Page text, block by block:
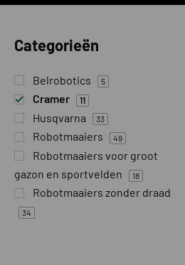
Categorieën
Belrobotics 5
Cramer 11
Husqvarna 33
Robotmaaiers 49
Robotmaaiers voor groot
gazon en sportvelden
18
Robotmaaiers zonder draad
34